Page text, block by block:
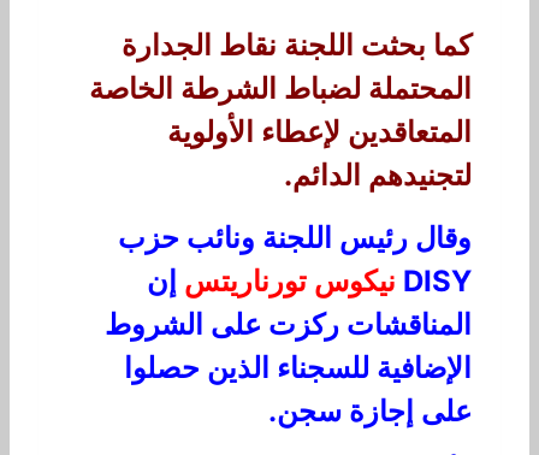
كما بحثت اللجنة نقاط الجدارة
المحتملة لضباط الشرطة الخاصة
المتعاقدين لإعطاء الأولوية
لتجنيدهم الدائم.
وقال رئيس اللجنة ونائب حزب
DISY نيكوس تورناريتس إن
المناقشات ركزت على الشروط
الإضافية للسجناء الذين حصلوا
على إجازة سجن.